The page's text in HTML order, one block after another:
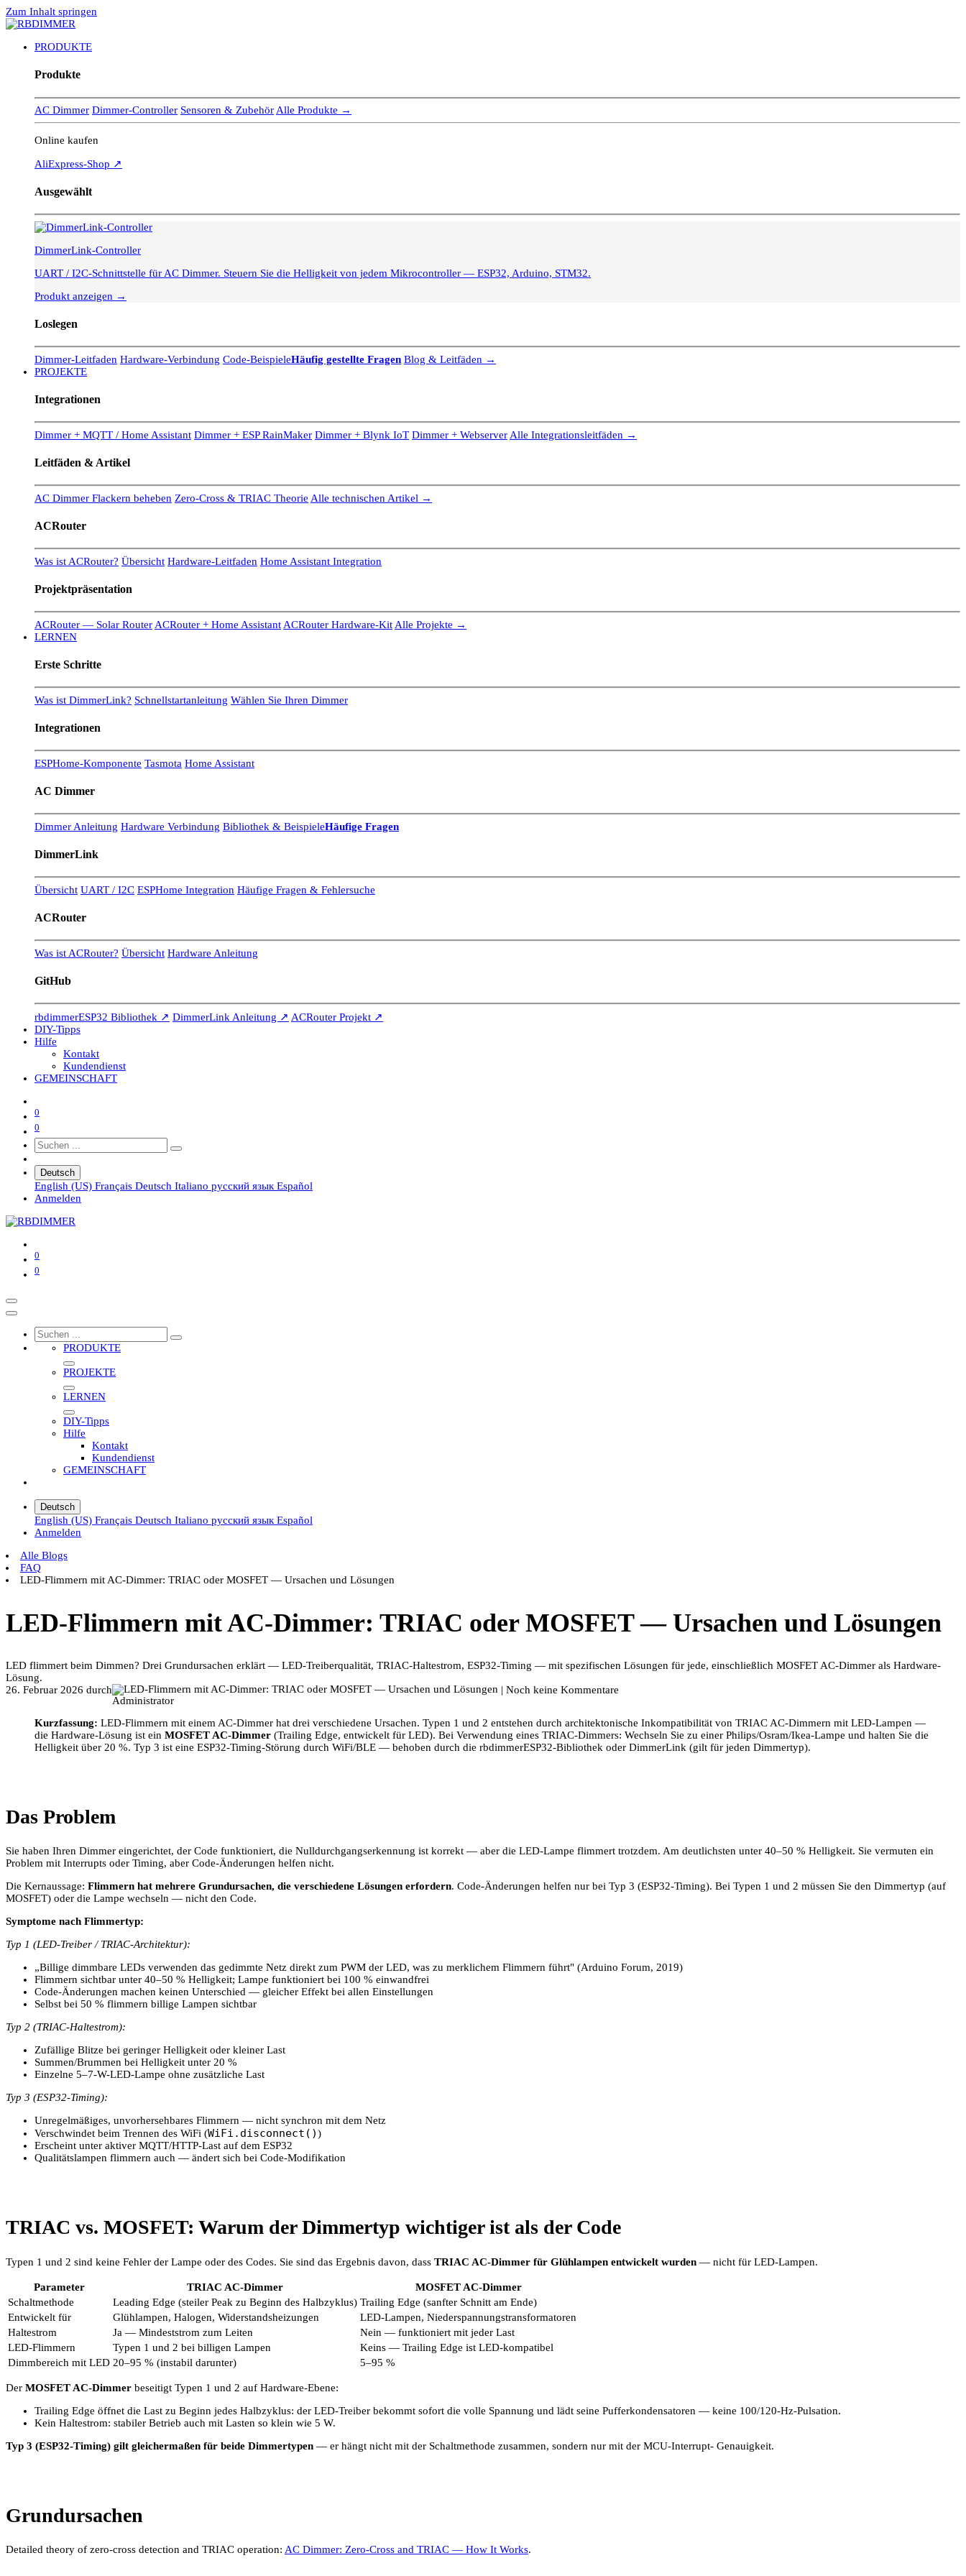
Zum Inhalt springen
PRODUKTE
Produkte
AC Dimmer Dimmer-Controller Sensoren & Zubehör Alle Produkte →
Online kaufen
AliExpress-Shop ↗
Ausgewählt
DimmerLink-Controller
UART / I2C-Schnittstelle für AC Dimmer. Steuern Sie die Helligkeit von jedem Mikrocontroller — ESP32, Arduino, STM32.
Produkt anzeigen →
Loslegen
Dimmer-Leitfaden Hardware-Verbindung Code-BeispieleHäufig gestellte Fragen Blog & Leitfäden →
PROJEKTE
Integrationen
Dimmer + MQTT / Home Assistant Dimmer + ESP RainMaker Dimmer + Blynk IoT Dimmer + Webserver Alle Integrationsleitfäden →
Leitfäden & Artikel
AC Dimmer Flackern beheben Zero-Cross & TRIAC Theorie Alle technischen Artikel →
ACRouter
Was ist ACRouter? Übersicht Hardware-Leitfaden Home Assistant Integration
Projektpräsentation
ACRouter — Solar Router ACRouter + Home Assistant ACRouter Hardware-Kit Alle Projekte →
LERNEN
Erste Schritte
Was ist DimmerLink? Schnellstartanleitung Wählen Sie Ihren Dimmer
Integrationen
ESPHome-Komponente Tasmota Home Assistant
AC Dimmer
Dimmer Anleitung Hardware Verbindung Bibliothek & BeispieleHäufige Fragen
DimmerLink
Übersicht UART / I2C ESPHome Integration Häufige Fragen & Fehlersuche
ACRouter
Was ist ACRouter? Übersicht Hardware Anleitung
GitHub
rbdimmerESP32 Bibliothek ↗ DimmerLink Anleitung ↗ ACRouter Projekt ↗
DIY-Tipps
Hilfe
Kontakt
Kundendienst
GEMEINSCHAFT
0
0
Deutsch
English (US) Français Deutsch Italiano русский язык Español
Anmelden
0
0
PRODUKTE
PROJEKTE
LERNEN
DIY-Tipps
Hilfe
Kontakt
Kundendienst
GEMEINSCHAFT
Deutsch
English (US) Français Deutsch Italiano русский язык Español
Anmelden
Alle Blogs
FAQ
LED-Flimmern mit AC-Dimmer: TRIAC oder MOSFET — Ursachen und Lösungen
LED-Flimmern mit AC-Dimmer: TRIAC oder MOSFET — Ursachen und Lösungen
LED flimmert beim Dimmen? Drei Grundursachen erklärt — LED-Treiberqualität, TRIAC-Haltestrom, ESP32-Timing — mit spezifischen Lösungen für jede, einschließlich MOSFET AC-Dimmer als Hardware-
Lösung.
26. Februar 2026 durch
Administrator
| Noch keine Kommentare
Kurzfassung: LED-Flimmern mit einem AC-Dimmer hat drei verschiedene Ursachen. Typen 1 und 2 entstehen durch architektonische Inkompatibilität von TRIAC AC-Dimmern mit LED-Lampen —
die Hardware-Lösung ist ein MOSFET AC-Dimmer (Trailing Edge, entwickelt für LED). Bei Verwendung eines TRIAC-Dimmers: Wechseln Sie zu einer Philips/Osram/Ikea-Lampe und halten Sie die
Helligkeit über 20 %. Typ 3 ist eine ESP32-Timing-Störung durch WiFi/BLE — behoben durch die rbdimmerESP32-Bibliothek oder DimmerLink (gilt für jeden Dimmertyp).
Das Problem
Sie haben Ihren Dimmer eingerichtet, der Code funktioniert, die Nulldurchgangserkennung ist korrekt — aber die LED-Lampe flimmert trotzdem. Am deutlichsten unter 40–50 % Helligkeit. Sie vermuten ein
Problem mit Interrupts oder Timing, aber Code-Änderungen helfen nicht.
Die Kernaussage: Flimmern hat mehrere Grundursachen, die verschiedene Lösungen erfordern. Code-Änderungen helfen nur bei Typ 3 (ESP32-Timing). Bei Typen 1 und 2 müssen Sie den Dimmertyp (auf
MOSFET) oder die Lampe wechseln — nicht den Code.
Symptome nach Flimmertyp:
Typ 1 (LED-Treiber / TRIAC-Architektur):
„Billige dimmbare LEDs verwenden das gedimmte Netz direkt zum PWM der LED, was zu merklichem Flimmern führt" (Arduino Forum, 2019)
Flimmern sichtbar unter 40–50 % Helligkeit; Lampe funktioniert bei 100 % einwandfrei
Code-Änderungen machen keinen Unterschied — gleicher Effekt bei allen Einstellungen
Selbst bei 50 % flimmern billige Lampen sichtbar
Typ 2 (TRIAC-Haltestrom):
Zufällige Blitze bei geringer Helligkeit oder kleiner Last
Summen/Brummen bei Helligkeit unter 20 %
Einzelne 5–7-W-LED-Lampe ohne zusätzliche Last
Typ 3 (ESP32-Timing):
Unregelmäßiges, unvorhersehbares Flimmern — nicht synchron mit dem Netz
Verschwindet beim Trennen des WiFi (WiFi.disconnect())
Erscheint unter aktiver MQTT/HTTP-Last auf dem ESP32
Qualitätslampen flimmern auch — ändert sich bei Code-Modifikation
TRIAC vs. MOSFET: Warum der Dimmertyp wichtiger ist als der Code
Typen 1 und 2 sind keine Fehler der Lampe oder des Codes. Sie sind das Ergebnis davon, dass TRIAC AC-Dimmer für Glühlampen entwickelt wurden — nicht für LED-Lampen.
Parameter TRIAC AC-Dimmer
MOSFET AC-Dimmer
Schaltmethode
Leading Edge (steiler Peak zu Beginn des Halbzyklus) Trailing Edge (sanfter Schnitt am Ende)
Entwickelt für
Glühlampen, Halogen, Widerstandsheizungen
LED-Lampen, Niederspannungstransformatoren
Haltestrom
Ja — Mindeststrom zum Leiten
Nein — funktioniert mit jeder Last
LED-Flimmern
Typen 1 und 2 bei billigen Lampen
Keins — Trailing Edge ist LED-kompatibel
Dimmbereich mit LED 20–95 % (instabil darunter) 5–95 %
Der MOSFET AC-Dimmer beseitigt Typen 1 und 2 auf Hardware-Ebene:
Trailing Edge öffnet die Last zu Beginn jedes Halbzyklus: der LED-Treiber bekommt sofort die volle Spannung und lädt seine Pufferkondensatoren — keine 100/120-Hz-Pulsation.
Kein Haltestrom: stabiler Betrieb auch mit Lasten so klein wie 5 W.
Typ 3 (ESP32-Timing) gilt gleichermaßen für beide Dimmertypen — er hängt nicht mit der Schaltmethode zusammen, sondern nur mit der MCU-Interrupt- Genauigkeit.
Grundursachen
Detailed theory of zero-cross detection and TRIAC operation: AC Dimmer: Zero-Cross and TRIAC — How It Works.